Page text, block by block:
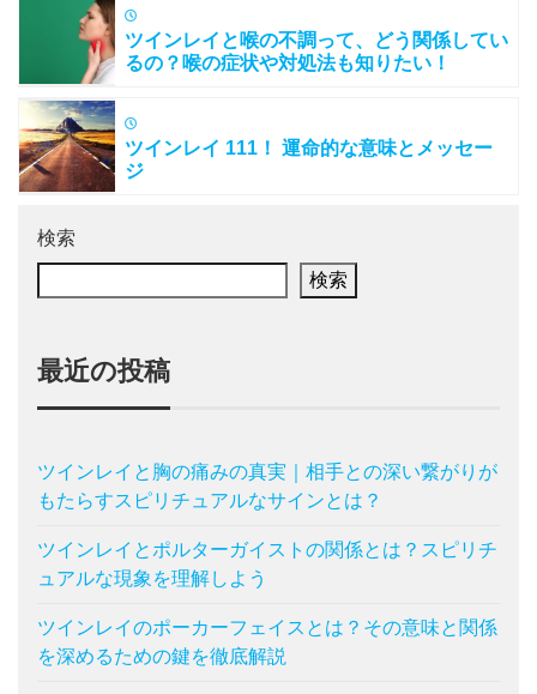
ツインレイと喉の不調って、どう関係してい
るの？喉の症状や対処法も知りたい！
ツインレイ 111！ 運命的な意味とメッセー
ジ
検索
検索
最近の投稿
ツインレイと胸の痛みの真実｜相手との深い繋がりが
もたらすスピリチュアルなサインとは？
ツインレイとポルターガイストの関係とは？スピリチ
ュアルな現象を理解しよう
ツインレイのポーカーフェイスとは？その意味と関係
を深めるための鍵を徹底解説